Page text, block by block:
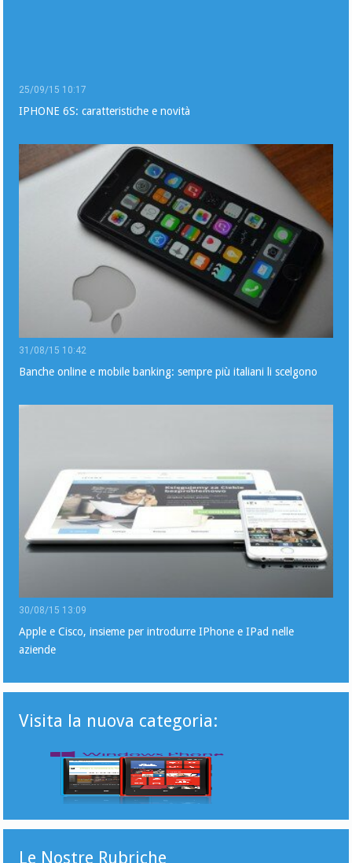
25/09/15 10:17
IPHONE 6S: caratteristiche e novità
31/08/15 10:42
Banche online e mobile banking: sempre più italiani li scelgono
30/08/15 13:09
Apple e Cisco, insieme per introdurre IPhone e IPad nelle
aziende
Visita la nuova categoria:
Le Nostre Rubriche